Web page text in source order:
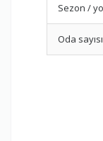
Sezon /
Oda